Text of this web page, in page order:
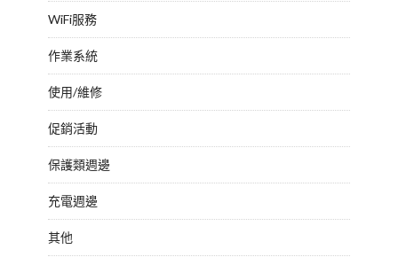
WiFi服務
作業系統
使用/維修
促銷活動
保護類週邊
充電週邊
其他